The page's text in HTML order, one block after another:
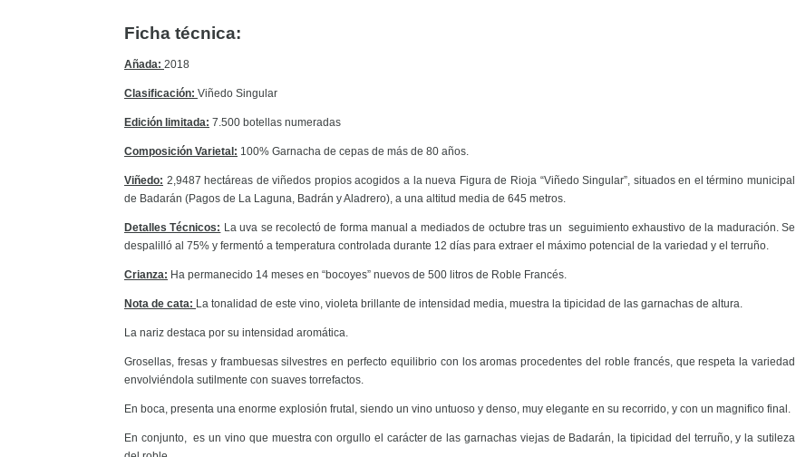
Ficha técnica:
Añada: 2018
Clasificación: Viñedo Singular
Edición limitada: 7.500 botellas numeradas
Composición Varietal: 100% Garnacha de cepas de más de 80 años.
Viñedo: 2,9487 hectáreas de viñedos propios acogidos a la nueva Figura de Rioja “Viñedo Singular”, situados en el término municipal
de Badarán (Pagos de La Laguna, Badrán y Aladrero), a una altitud media de 645 metros.
Detalles Técnicos: La uva se recolectó de forma manual a mediados de octubre tras un seguimiento exhaustivo de la maduración. Se
despalilló al 75% y fermentó a temperatura controlada durante 12 días para extraer el máximo potencial de la variedad y el terruño.
Crianza: Ha permanecido 14 meses en “bocoyes” nuevos de 500 litros de Roble Francés.
Nota de cata: La tonalidad de este vino, violeta brillante de intensidad media, muestra la tipicidad de las garnachas de altura.
La nariz destaca por su intensidad aromática.
Grosellas, fresas y frambuesas silvestres en perfecto equilibrio con los aromas procedentes del roble francés, que respeta la variedad
envolviéndola sutilmente con suaves torrefactos.
En boca, presenta una enorme explosión frutal, siendo un vino untuoso y denso, muy elegante en su recorrido, y con un magnifico final.
En conjunto, es un vino que muestra con orgullo el carácter de las garnachas viejas de Badarán, la tipicidad del terruño, y la sutileza